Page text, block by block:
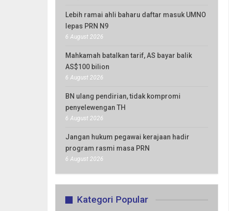
Lebih ramai ahli baharu daftar masuk UMNO
lepas PRN N9
6 August 2026
Mahkamah batalkan tarif, AS bayar balik
AS$100 bilion
6 August 2026
BN ulang pendirian, tidak kompromi
penyelewengan TH
6 August 2026
Jangan hukum pegawai kerajaan hadir
program rasmi masa PRN
6 August 2026
Kategori Popular